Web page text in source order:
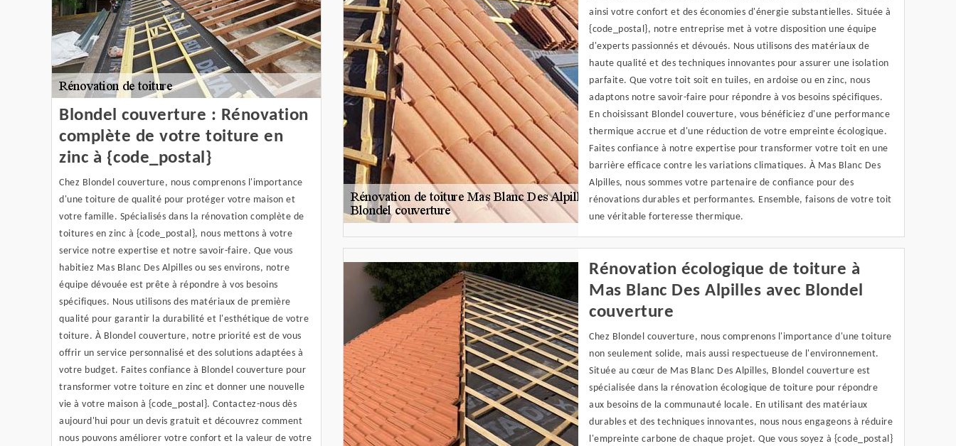
Blondel couverture : Rénovation
complète de votre toiture en
zinc à {code_postal}
Chez Blondel couverture, nous comprenons l'importance
d'une toiture de qualité pour protéger votre maison et
votre famille. Spécialisés dans la rénovation complète de
toitures en zinc à {code_postal}, nous mettons à votre
service notre expertise et notre savoir-faire. Que vous
habitiez Mas Blanc Des Alpilles ou ses environs, notre
équipe dévouée est prête à répondre à vos besoins
spécifiques. Nous utilisons des matériaux de première
qualité pour garantir la durabilité et l'esthétique de votre
toiture. À Blondel couverture, notre priorité est de vous
offrir un service personnalisé et des solutions adaptées à
votre budget. Faites confiance à Blondel couverture pour
transformer votre toiture en zinc et donner une nouvelle
vie à votre maison à {code_postal}. Contactez-nous dès
aujourd'hui pour un devis gratuit et découvrez comment
nous pouvons améliorer votre confort et la valeur de votre
ainsi votre confort et des économies d'énergie substantielles. Située à
{code_postal}, notre entreprise met à votre disposition une équipe
d'experts passionnés et dévoués. Nous utilisons des matériaux de
haute qualité et des techniques innovantes pour assurer une isolation
parfaite. Que votre toit soit en tuiles, en ardoise ou en zinc, nous
adaptons notre savoir-faire pour répondre à vos besoins spécifiques.
En choisissant Blondel couverture, vous bénéficiez d'une performance
thermique accrue et d'une réduction de votre empreinte écologique.
Faites confiance à notre expertise pour transformer votre toit en une
barrière efficace contre les variations climatiques. À Mas Blanc Des
Alpilles, nous sommes votre partenaire de confiance pour des
rénovations durables et performantes. Ensemble, faisons de votre toit
une véritable forteresse thermique.
Rénovation écologique de toiture à
Mas Blanc Des Alpilles avec Blondel
couverture
Chez Blondel couverture, nous comprenons l'importance d'une toiture
non seulement solide, mais aussi respectueuse de l'environnement.
Située au cœur de Mas Blanc Des Alpilles, Blondel couverture est
spécialisée dans la rénovation écologique de toiture pour répondre
aux besoins de la communauté locale. En utilisant des matériaux
durables et des techniques innovantes, nous nous engageons à réduire
l'empreinte carbone de chaque projet. Que vous soyez à {code_postal}